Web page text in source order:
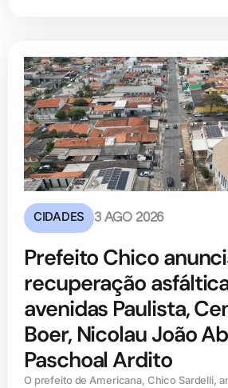
CIDADES 3 AGO 2026
Prefeito Chico
recuperação
avenidas Paulista,
Boer, Nicolau João
Paschoal Ardito
O prefeito de Americana, Chico Sardelli,